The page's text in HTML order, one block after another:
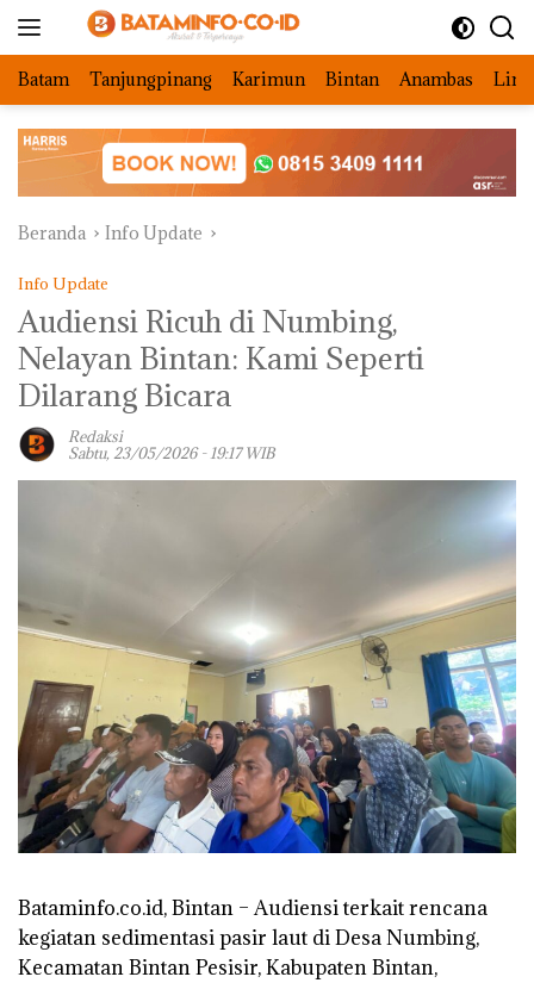
Batam Tanjungpinang Karimun Bintan Anambas
Beranda Info Update
Info Update
Audiensi Ricuh di Numbing,
Nelayan Bintan: Kami Seperti
Dilarang Bicara
Redaksi
Sabtu, 23/05/2026 - 19:17 WIB
Bataminfo.co.id, Bintan – Audiensi terkait rencana
kegiatan sedimentasi pasir laut di Desa Numbing,
Kecamatan Bintan Pesisir, Kabupaten Bintan,